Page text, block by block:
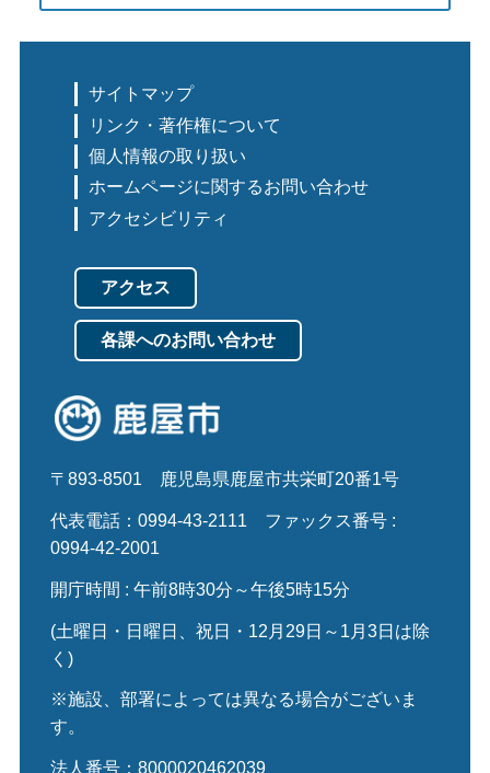
サイトマップ
リンク・著作権について
個人情報の取り扱い
ホームページに関するお問い合わせ
アクセシビリティ
アクセス
各課へのお問い合わせ
〒893-8501 鹿児島県鹿屋市共栄町20番1号
代表電話：0994-43-2111
ファックス番号 :
0994-42-2001
開庁時間 : 午前8時30分～午後5時15分
(土曜日・日曜日、祝日・12月29日～1月3日は除
く)
※施設、部署によっては異なる場合がございま
す。
法人番号：8000020462039